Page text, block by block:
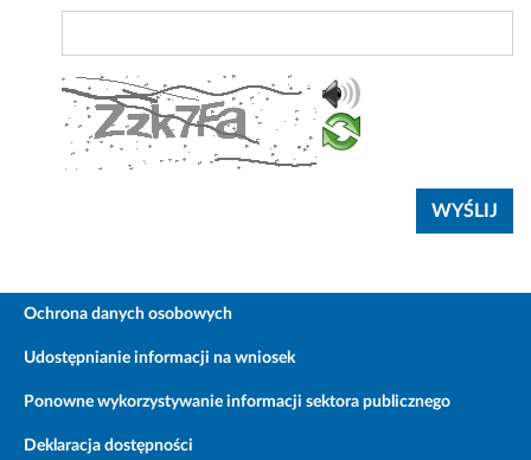
Ochrona danych osobowych
Udostępnianie informacji na wniosek
Ponowne wykorzystywanie informacji sektora publicznego
Deklaracja dostępności